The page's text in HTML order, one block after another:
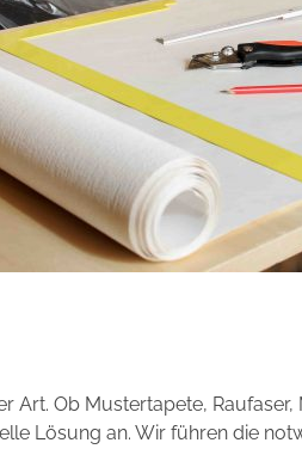
Art. Ob Mustertapete,
Lösung an. Wir führen die